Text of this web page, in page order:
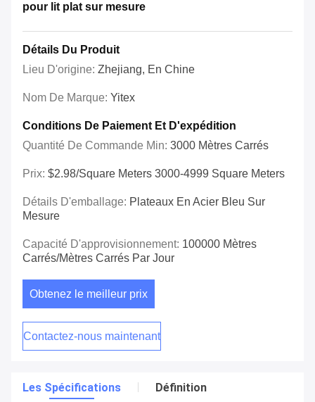
pour lit plat sur mesure
Détails Du Produit
Lieu D'origine: Zhejiang, En Chine
Nom De Marque: Yitex
Conditions De Paiement Et D'expédition
Quantité De Commande Min: 3000 Mètres Carrés
Prix: $2.98/square Meters 3000-4999 Square Meters
Détails D'emballage: Plateaux En Acier Bleu Sur
Mesure
Capacité D'approvisionnement: 100000 Mètres
Carrés/mètres Carrés Par Jour
Obtenez le meilleur prix
Contactez-nous maintenant
Les Spécifications Définition